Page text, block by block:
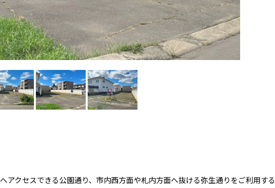
アクセスできる公園通り、市内西方面や札内方面へ抜ける弥生通りをご利用する